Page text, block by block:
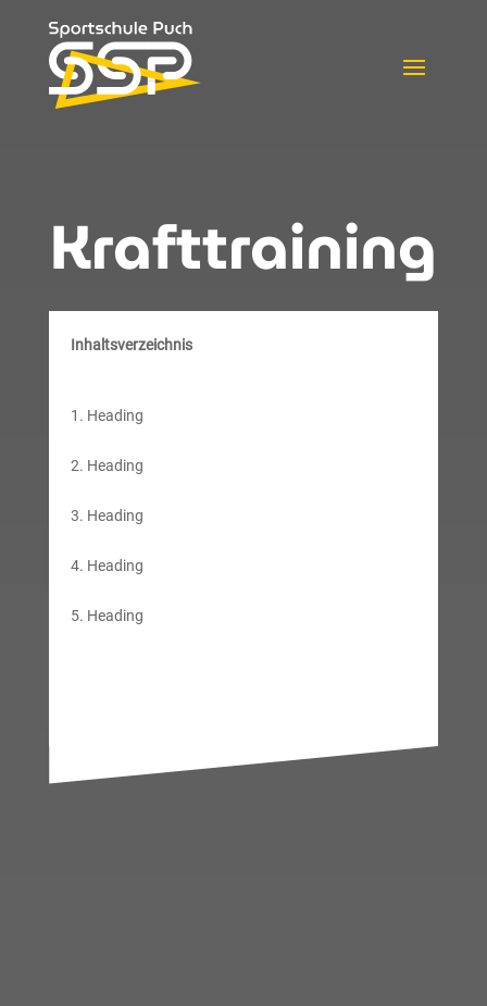
Krafttraining
Inhaltsverzeichnis
Heading
Heading
Heading
Heading
Heading